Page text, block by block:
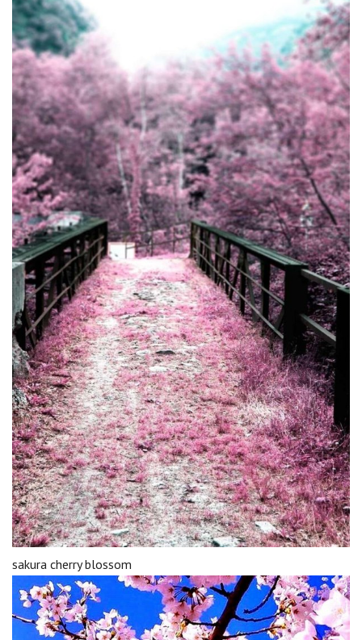
sakura cherry blossom